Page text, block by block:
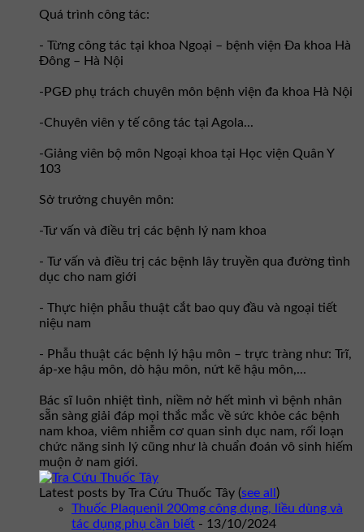
Quá trình công tác:
- Từng công tác tại khoa Ngoại – bệnh viện Đa khoa Hà
Đông – Hà Nội
-PGĐ phụ trách chuyên môn bệnh viện đa khoa Hà Nội
-Chuyên viên y tế công tác tại Agola...
-Giảng viên bộ môn Ngoại khoa tại Học viện Quân Y
103
Sở trưởng chuyên môn:
-Tư vấn và điều trị các bệnh lý nam khoa
- Tư vấn và điều trị các bệnh lây truyền qua đường tình
dục cho nam giới
- Thực hiện phẫu thuật cắt bao quy đầu và ngoại tiết
niệu nam
- Phẫu thuật các bệnh lý hậu môn – trực tràng như: Trĩ,
áp-xe hậu môn, dò hậu môn, nứt kẽ hậu môn,...
Bác sĩ luôn nhiệt tình, niềm nở hết mình vì bệnh nhân
sẵn sàng giải đáp mọi thắc mắc về sức khỏe các bệnh
nam khoa, viêm nhiễm cơ quan sinh dục nam, rối loạn
chức năng sinh lý cũng như là chuẩn đoán vô sinh hiếm
muộn ở nam giới.
Latest posts by Tra Cứu Thuốc Tây (see all )
Thuốc Plaquenil 200mg công dụng, liều dùng và
tác dụng phụ cần biết - 13/10/2024